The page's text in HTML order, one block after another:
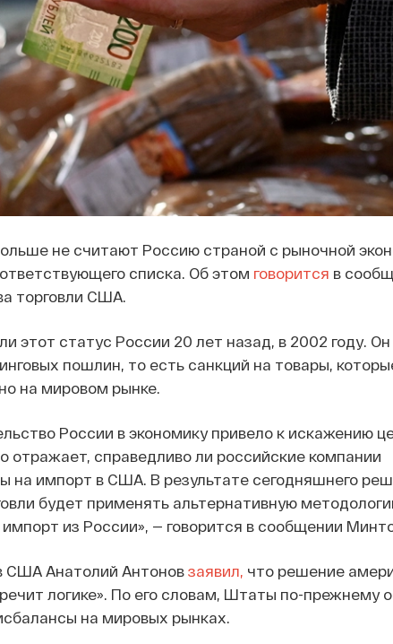
не считают Россию страной с рыночной
списка. Об этом говорится в
торговли США.
этот статус России 20 лет назад, в 2002 году. Он
пошлин, то есть санкций на товары,
на мировом рынке.
России в экономику привело к искажению
отражает, справедливо ли российские компании
на импорт в США. В результате сегодняшнего
будет применять альтернативную
из России», — говорится в сообщении
США Анатолий Антонов заявил, что решение
логике». По его словам, Штаты по-прежнему
на мировых рынках.